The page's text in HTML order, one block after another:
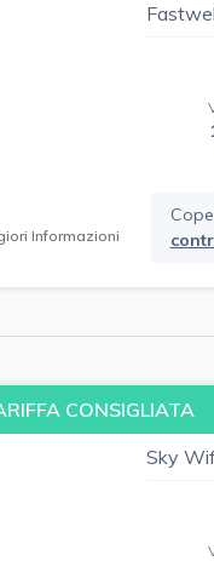
Informazioni
CONSIGLIATA
Sky